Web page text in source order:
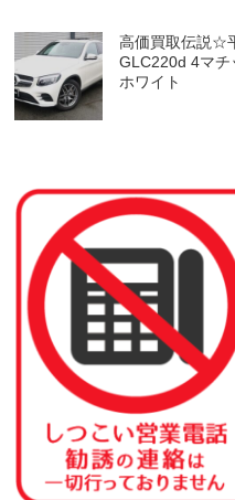
高価買取伝説☆
GLC220d 4マチ
ホワイト